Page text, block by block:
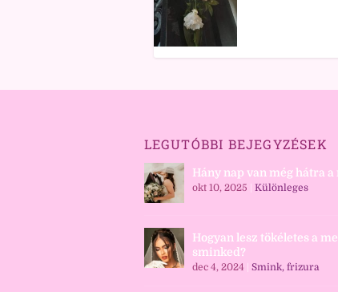
LEGUTÓBBI BEJEGYZÉSEK
Hány nap van még hátra a
okt 10, 2025 Különleges
Hogyan lesz tökéletes a
sminked?
dec 4, 2024 Smink, frizura